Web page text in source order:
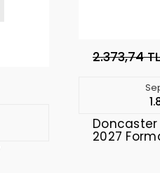
2.373,74 TL
2027